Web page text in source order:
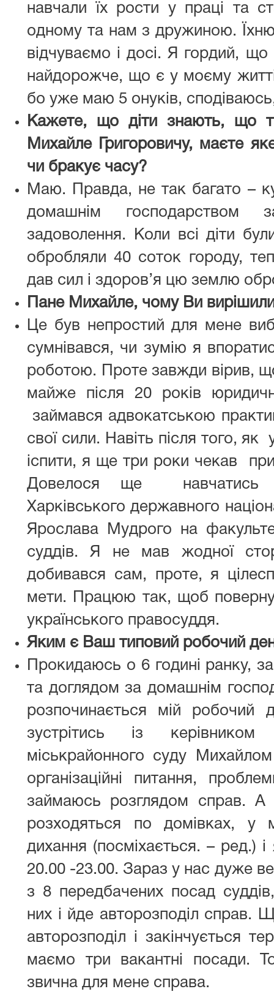
навчали їх рости у праці та
одному та нам з дружиною.
відчуваємо і досі. Я гордий,
найдорожче, що є у моєму
бо уже маю 5 онуків,
Кажете, що діти знають, що
Михайле Григоровичу, маєте
чи бракує часу?
Маю. Правда, не так багато –
домашнім господарством
задоволення. Коли всі діти
обробляли 40 соток городу,
дав сил і здоров’я цю землю
Пане Михайле, чому Ви
Це був непростий для мене
сумнівався, чи зумію я
роботою. Проте завжди вірив,
майже після 20 років
займався адвокатською
свої сили. Навіть після того, як
іспити, я ще три роки чекав
Довелося ще навчатись
Харківського державного
Ярослава Мудрого на
суддів. Я не мав жодної
добивався сам, проте, я
мети. Працюю так, щоб
українського правосуддя.
Яким є Ваш типовий робочий
Прокидаюсь о 6 годині ранку,
та доглядом за домашнім
розпочинається мій
зустрітись із керівником
міськрайонного суду
організаційні питання,
займаюсь розглядом справ. А
розходяться по домівках, у
дихання (посміхається. – ред.)
20.00 -23.00. Зараз у нас дуже
з 8 передбачених посад
них і йде авторозподіл справ.
авторозподіл і закінчується
маємо три вакантні посади.
звична для мене справа.